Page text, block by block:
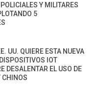
Y MILITARES
5
UU. QUIERE ESTA NUEVA
IOT
DESALENTAR EL USO DE
CHINOS